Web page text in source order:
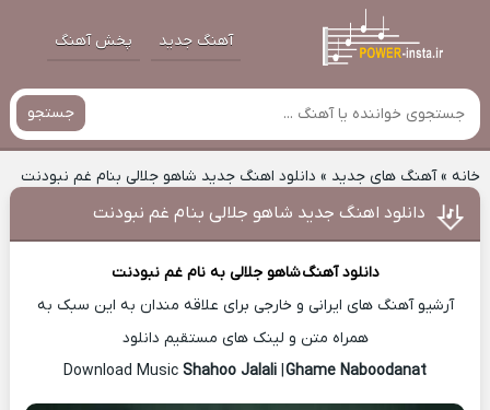
آهنگ جدید پخش آهنگ
جستجو
خانه»آهنگ های جدید » دانلود اهنگ جدید شاهو جلالی بنام غم نبودنت
دانلود اهنگ جدید شاهو جلالی بنام غم نبودنت
دانلود آهنگشاهو جلالی به نام غم نبودنت
آرشیو آهنگ های ایرانی و خارجی برای علاقه مندان به این سبک به
همراه متن و لینک های مستقیم دانلود
Download Music
Shahoo Jalali|Ghame Naboodanat